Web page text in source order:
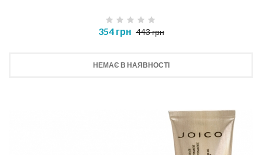
354 грн 443 грн
НЕМАЄ В НАЯВНОСТІ